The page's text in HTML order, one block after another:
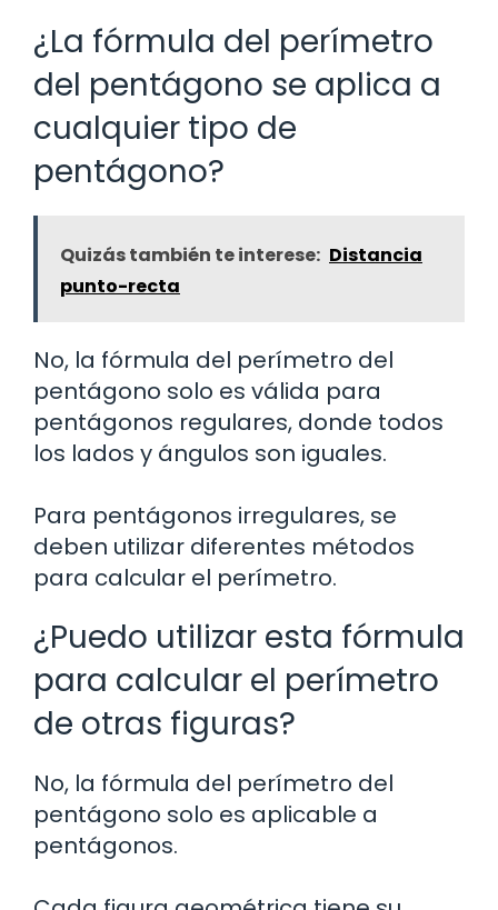
¿La fórmula del perímetro
del pentágono se aplica a
cualquier tipo de
pentágono?
Quizás también te interese: Distancia
punto-recta
No, la fórmula del perímetro del
pentágono solo es válida para
pentágonos regulares, donde todos
los lados y ángulos son iguales.
Para pentágonos irregulares, se
deben utilizar diferentes métodos
para calcular el perímetro.
¿Puedo utilizar esta fórmula
para calcular el perímetro
de otras figuras?
No, la fórmula del perímetro del
pentágono solo es aplicable a
pentágonos.